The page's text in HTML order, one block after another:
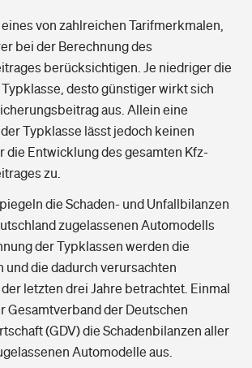
von zahlreichen Tarifmerkmalen,
bei der Berechnung des
berücksichtigen. Je niedriger die
desto günstiger wirkt sich
aus. Allein eine
Typklasse lässt jedoch keinen
die Entwicklung des gesamten Kfz-
zu.
die Schaden- und Unfallbilanzen
zugelassenen Automodells
der Typklassen werden die
und die dadurch verursachten
letzten drei Jahre betrachtet. Einmal
Gesamtverband der Deutschen
(GDV) die Schadenbilanzen aller
Automodelle aus.